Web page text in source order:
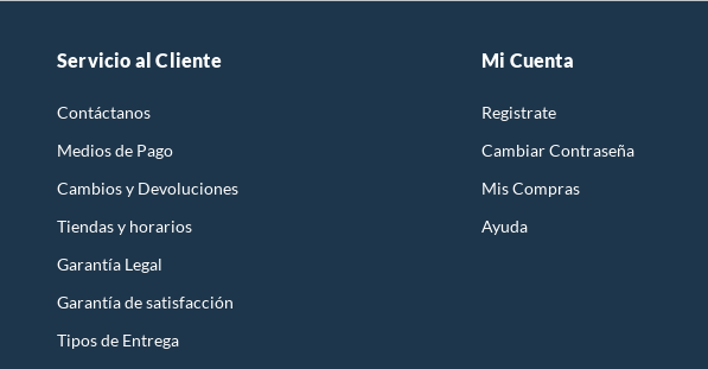
Servicio al Cliente
Contáctanos
Medios de Pago
Cambios y Devoluciones
Tiendas y horarios
Garantía Legal
Garantía de satisfacción
Tipos de Entrega
Mi Cuenta
Registrate
Cambiar Contraseña
Mis Compras
Ayuda